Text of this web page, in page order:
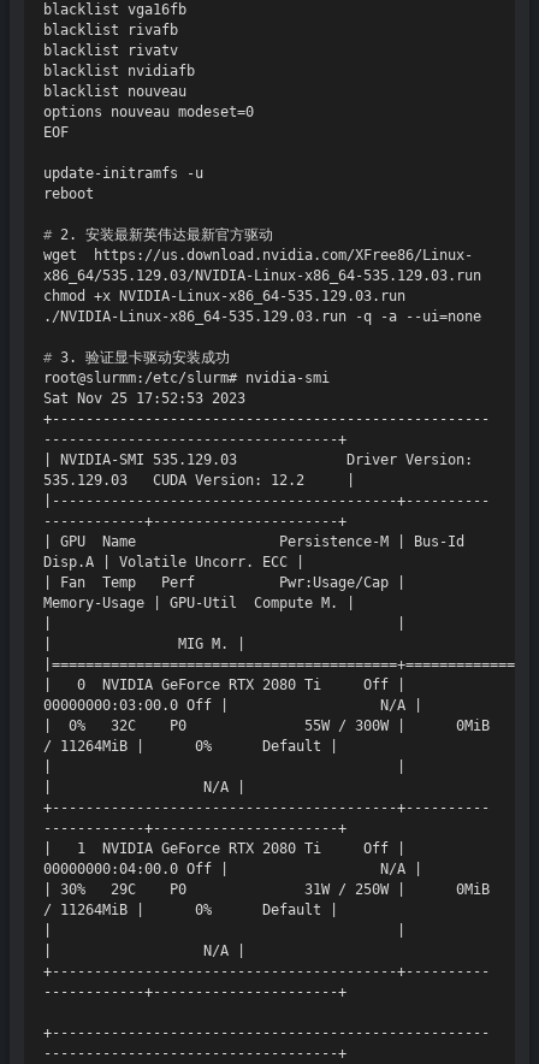
blacklist vga16fb
blacklist rivafb
blacklist rivatv
blacklist nvidiafb
blacklist nouveau
options nouveau modeset=0
EOF
update-initramfs -u
# 2. 安装最新英伟达最新官方驱动
wget  https://us.download.nvidia.com/XFree86/Linux-
x86_64/535.129.03/NVIDIA-Linux-x86_64-535.129.03.run
chmod +x NVIDIA-Linux-x86_64-535.129.03.run
# 3. 验证显卡驱动安装成功
root@slurmm:/etc/slurm# nvidia-smi
Sat Nov 25 17:52:53 2023
+----------------------------------------------------
-----------------------------------+
| NVIDIA-SMI 535.129.03             Driver Version:
535.129.03   CUDA Version: 12.2     |
|-----------------------------------------+----------
------------+----------------------+
| GPU  Name                 Persistence-M | Bus-Id
Disp.A | Volatile Uncorr. ECC |
| Fan  Temp   Perf          Pwr:Usage/Cap |
Memory-Usage | GPU-Util  Compute M. |
|               MIG M. |
|   0  NVIDIA GeForce RTX 2080 Ti     Off |
00000000:03:00.0 Off |                  N/A |
|  0%   32C    P0              55W / 300W |      0MiB
/ 11264MiB |      0%      Default |
|                  N/A |
+-----------------------------------------+----------
------------+----------------------+
|   1  NVIDIA GeForce RTX 2080 Ti     Off |
00000000:04:00.0 Off |                  N/A |
| 30%   29C    P0              31W / 250W |      0MiB
/ 11264MiB |      0%      Default |
|                  N/A |
+-----------------------------------------+----------
------------+----------------------+
+----------------------------------------------------
-----------------------------------+